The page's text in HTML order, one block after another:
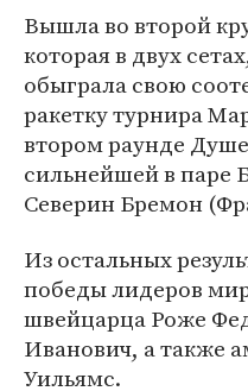
Вышла во второй
которая в двух
обыграла свою
ракетку турнира
втором раунде
сильнейшей в паре
Северин Бремон
Из остальных
победы лидеров
швейцарца Роже
Иванович, а также
Уильямс.